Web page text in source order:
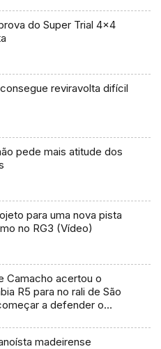
do Super Trial 4×4
reviravolta difícil
pede mais atitude dos
para uma nova pista
no RG3 (Vídeo)
Camacho acertou o
R5 para no rali de São
a defender o
madeirense